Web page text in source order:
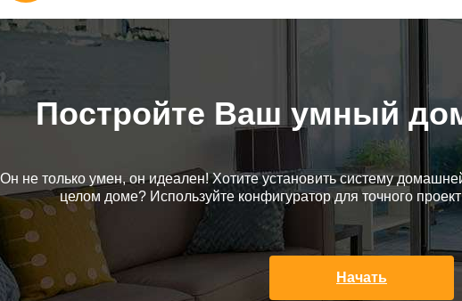
Постройте Ваш умный
Он не только умен, он идеален! Хотите установить систему
целом доме? Используйте конфигуратор для точного
Начать